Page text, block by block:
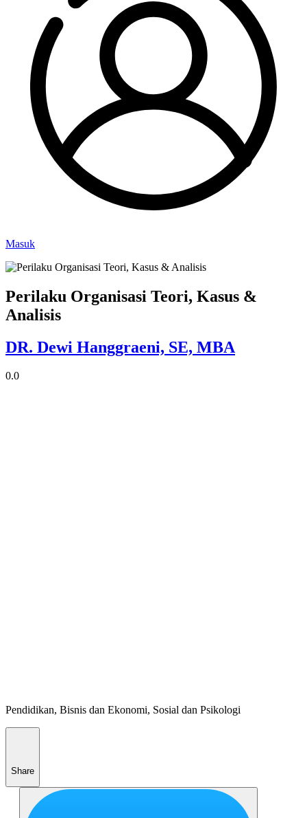
Masuk
Perilaku Organisasi Teori, Kasus &
Analisis
DR. Dewi Hanggraeni, SE, MBA
0.0
Pendidikan, Bisnis dan Ekonomi, Sosial dan Psikologi
Share